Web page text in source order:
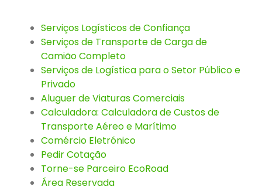
Serviços Logísticos de Confiança
Serviços de Transporte de Carga de
Camião Completo
Serviços de Logística para o Setor Público e
Privado
Aluguer de Viaturas Comerciais
Calculadora: Calculadora de Custos de
Transporte Aéreo e Marítimo
Comércio Eletrónico
Pedir Cotação
Torne-se Parceiro EcoRoad
Área Reservada